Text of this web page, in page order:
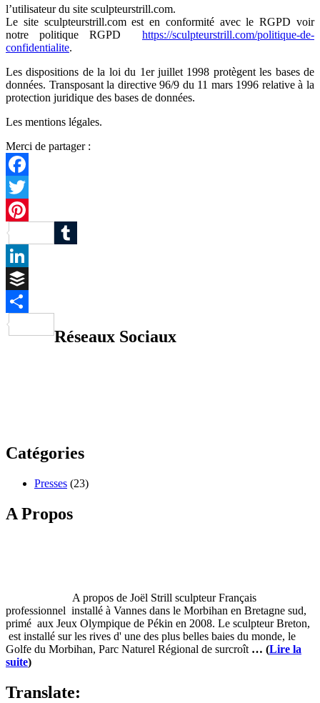
l’utilisateur du site sculpteurstrill.com.
Le site sculpteurstrill.com est en conformité avec le RGPD voir
notre politique RGPD https://sculpteurstrill.com/politique-de-
confidentialite.
Les dispositions de la loi du 1er juillet 1998 protègent les bases de
données. Transposant la directive 96/9 du 11 mars 1996 relative à la
protection juridique des bases de données.
Les mentions légales.
Merci de partager :
Facebook
Twitter
Pinterest
Tumblr
LinkedIn
Buffer
Réseaux Sociaux
Catégories
Presses (23)
A Propos
A propos de Joël Strill sculpteur Français
professionnel installé à Vannes dans le Morbihan en Bretagne sud,
primé aux Jeux Olympique de Pékin en 2008. Le sculpteur Breton,
est installé sur les rives d' une des plus belles baies du monde, le
Golfe du Morbihan, Parc Naturel Régional de surcroît … (Lire la
suite)
Translate: